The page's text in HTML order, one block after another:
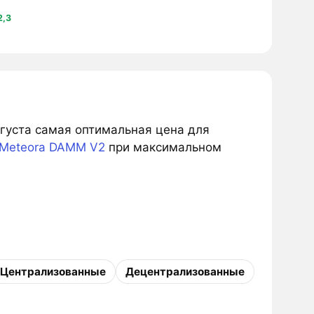
самая оптимальная цена для
DAMM V2 при максимальном
Централизованные Децентрализованные